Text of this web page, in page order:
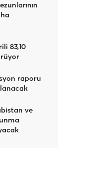
83,10
raporu
ve